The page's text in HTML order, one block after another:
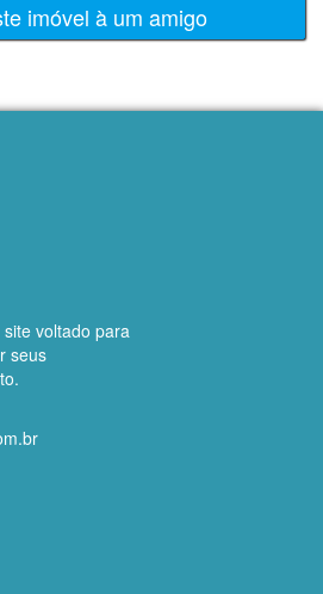
imóvel à um amigo
voltado para
seus